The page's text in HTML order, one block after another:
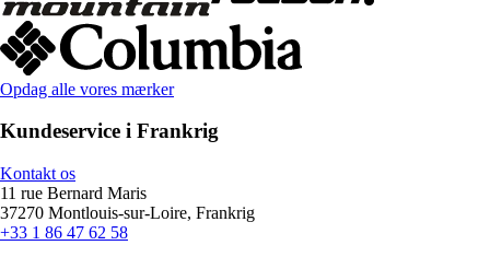
Opdag alle vores mærker
Kundeservice i Frankrig
Kontakt os
11 rue Bernard Maris
37270 Montlouis-sur-Loire, Frankrig
+33 1 86 47 62 58